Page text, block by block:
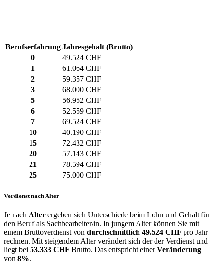
Berufserfahrung Jahresgehalt (Brutto)
0
49.524 CHF
1
61.064 CHF
2
59.357 CHF
3
68.000 CHF
5
56.952 CHF
6
52.559 CHF
7
69.524 CHF
10
40.190 CHF
15
72.432 CHF
20
57.143 CHF
21
78.594 CHF
25
75.000 CHF
Verdienst nach Alter
Je nach Alter ergeben sich Unterschiede beim Lohn und Gehalt für
den Beruf als Sachbearbeiter/in. In jungem Alter können Sie mit
einem Bruttoverdienst von durchschnittlich 49.524 CHF pro Jahr
rechnen. Mit steigendem Alter verändert sich der der Verdienst und
liegt bei 53.333 CHF Brutto. Das entspricht einerVeränderung
von 8%.